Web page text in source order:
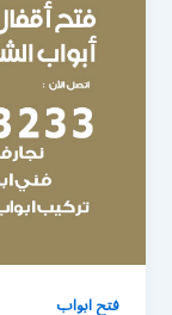
فتح ابواب